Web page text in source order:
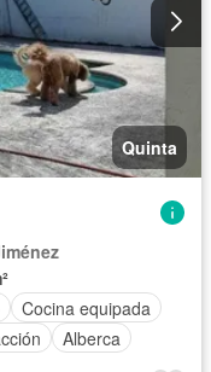
Quinta
Cocina equipada
Alberca